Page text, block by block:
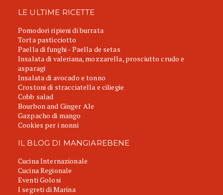
LE ULTIME RICETTE
Pomodori ripieni di burrata
Torta pasticciotto
Paella di funghi - Paella de setas
Insalata di valeriana, mozzarella, prosciutto crudo e
asparagi
Insalata di avocado e tonno
Crostoni di stracciatella e ciliegie
Cobb salad
Bourbon and Ginger Ale
Gazpacho di mango
Cookies per i nonni
IL BLOG DI MANGIAREBENE
Cucina Internazionale
Cucina Regionale
Eventi Golosi
I segreti di Marina